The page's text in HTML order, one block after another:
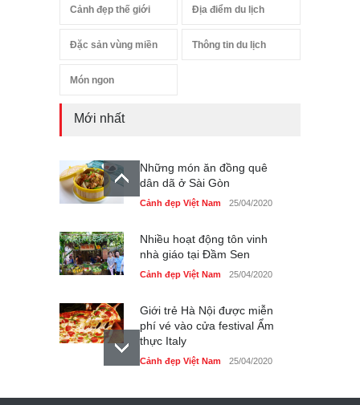
Cảnh đẹp thế giới Địa điểm du lịch
Đặc sản vùng miền Thông tin du lịch
Món ngon
Mới nhất
Những món ăn đồng quê
dân dã ở Sài Gòn
Cảnh đẹp Việt Nam 25/04/2020
Nhiều hoạt động tôn vinh
nhà giáo tại Đầm Sen
Cảnh đẹp Việt Nam 25/04/2020
Giới trẻ Hà Nội được miễn
phí vé vào cửa festival Ẩm
thực Italy
Cảnh đẹp Việt Nam 25/04/2020
Tam giác mạch khoe sắc